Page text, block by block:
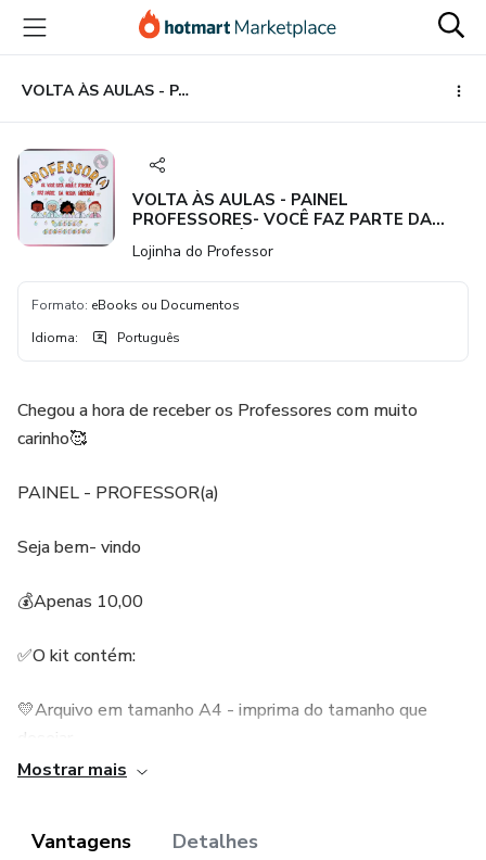
para
conteúdo
principal
para
pagamento
para
rodapé
VOLTA ÀS AULAS - PAINEL PROFESSORES- VOCÊ FAZ PARTE DA NOSSA HISTÓRIA
VOLTA ÀS AULAS - PAINEL
PROFESSORES- VOCÊ FAZ PARTE DA
Lojinha do Professor
Formato: eBooks ou Documentos
Idioma: Português
Chegou a hora de receber os Professores com muito
carinho🥰
PAINEL - PROFESSOR(a)
Seja bem- vindo
💰Apenas 10,00
✅O kit contém:
💛Arquivo em tamanho A4 - imprima do tamanho que
desejar
💛Título grande:tema lápis
Mostrar mais
Vantagens Detalhes